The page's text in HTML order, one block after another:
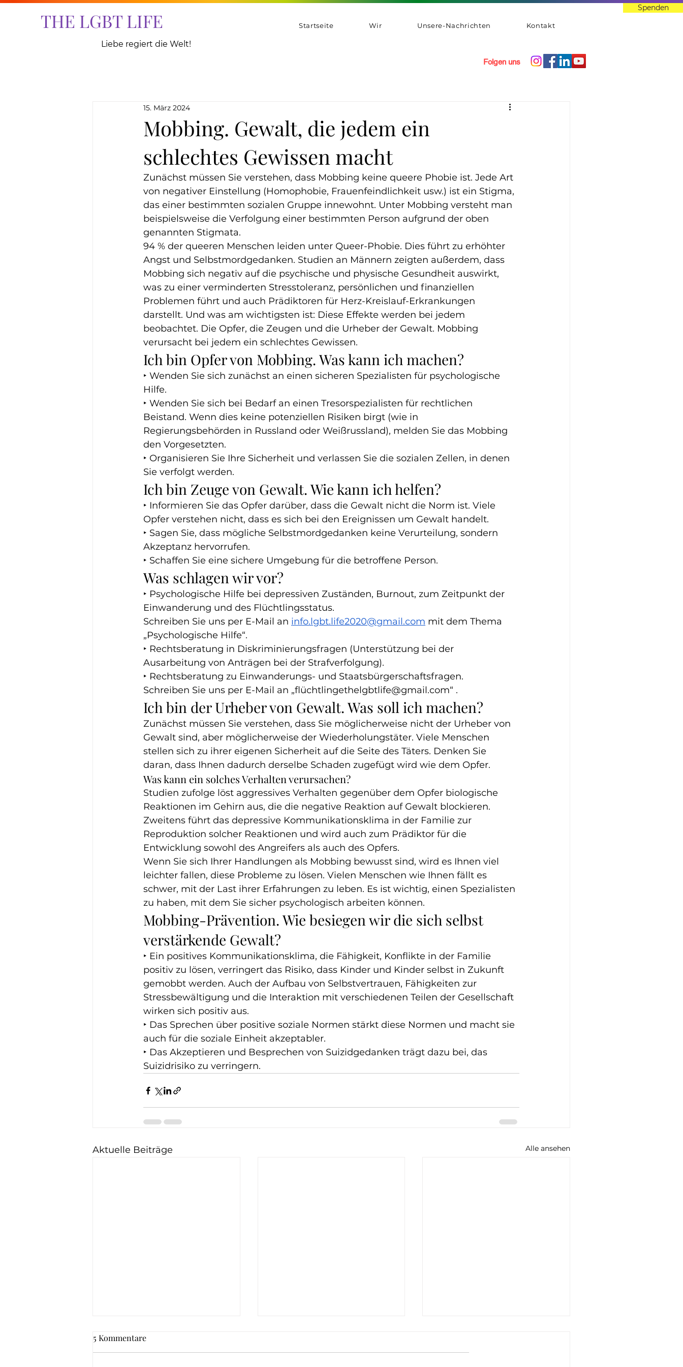
THE LGBT LIFE
Liebe regiert die Welt!
Startseite Wir Unsere-Nachrichten Kontakt
Spenden
Folgen uns
Mobbing. Gewalt, die jedem ein
schlechtes Gewissen macht
15. März 2024
Zunächst müssen Sie verstehen, dass Mobbing keine queere Phobie ist. Jede Art
von negativer Einstellung (Homophobie, Frauenfeindlichkeit usw.) ist ein Stigma,
das einer bestimmten sozialen Gruppe innewohnt. Unter Mobbing versteht man
beispielsweise die Verfolgung einer bestimmten Person aufgrund der oben
genannten Stigmata.
94 % der queeren Menschen leiden unter Queer-Phobie. Dies führt zu erhöhter
Angst und Selbstmordgedanken. Studien an Männern zeigten außerdem, dass
Mobbing sich negativ auf die psychische und physische Gesundheit auswirkt,
was zu einer verminderten Stresstoleranz, persönlichen und finanziellen
Problemen führt und auch Prädiktoren für Herz-Kreislauf-Erkrankungen
darstellt. Und was am wichtigsten ist: Diese Effekte werden bei jedem
beobachtet. Die Opfer, die Zeugen und die Urheber der Gewalt. Mobbing
verursacht bei jedem ein schlechtes Gewissen.
Ich bin Opfer von Mobbing. Was kann ich machen?
‣ Wenden Sie sich zunächst an einen sicheren Spezialisten für psychologische
Hilfe.
‣ Wenden Sie sich bei Bedarf an einen Tresorspezialisten für rechtlichen
Beistand. Wenn dies keine potenziellen Risiken birgt (wie in
Regierungsbehörden in Russland oder Weißrussland), melden Sie das Mobbing
den Vorgesetzten.
‣ Organisieren Sie Ihre Sicherheit und verlassen Sie die sozialen Zellen, in denen
Sie verfolgt werden.
Ich bin Zeuge von Gewalt. Wie kann ich helfen?
‣ Informieren Sie das Opfer darüber, dass die Gewalt nicht die Norm ist. Viele
Opfer verstehen nicht, dass es sich bei den Ereignissen um Gewalt handelt.
‣ Sagen Sie, dass mögliche Selbstmordgedanken keine Verurteilung, sondern
Akzeptanz hervorrufen.
‣ Schaffen Sie eine sichere Umgebung für die betroffene Person.
Was schlagen wir vor?
‣ Psychologische Hilfe bei depressiven Zuständen, Burnout, zum Zeitpunkt der
Einwanderung und des Flüchtlingsstatus.
Schreiben Sie uns per E-Mail an info.lgbt.life2020@gmail.com mit dem Thema
„Psychologische Hilfe“.
‣ Rechtsberatung in Diskriminierungsfragen (Unterstützung bei der
Ausarbeitung von Anträgen bei der Strafverfolgung).
‣ Rechtsberatung zu Einwanderungs- und Staatsbürgerschaftsfragen.
Schreiben Sie uns per E-Mail an „flüchtlingethelgbtlife@gmail.com“ .
Ich bin der Urheber von Gewalt. Was soll ich machen?
Zunächst müssen Sie verstehen, dass Sie möglicherweise nicht der Urheber von
Gewalt sind, aber möglicherweise der Wiederholungstäter. Viele Menschen
stellen sich zu ihrer eigenen Sicherheit auf die Seite des Täters. Denken Sie
daran, dass Ihnen dadurch derselbe Schaden zugefügt wird wie dem Opfer.
Was kann ein solches Verhalten verursachen?
Studien zufolge löst aggressives Verhalten gegenüber dem Opfer biologische
Reaktionen im Gehirn aus, die die negative Reaktion auf Gewalt blockieren.
Zweitens führt das depressive Kommunikationsklima in der Familie zur
Reproduktion solcher Reaktionen und wird auch zum Prädiktor für die
Entwicklung sowohl des Angreifers als auch des Opfers.
Wenn Sie sich Ihrer Handlungen als Mobbing bewusst sind, wird es Ihnen viel
leichter fallen, diese Probleme zu lösen. Vielen Menschen wie Ihnen fällt es
schwer, mit der Last ihrer Erfahrungen zu leben. Es ist wichtig, einen Spezialisten
zu haben, mit dem Sie sicher psychologisch arbeiten können.
Mobbing-Prävention. Wie besiegen wir die sich selbst
verstärkende Gewalt?
‣ Ein positives Kommunikationsklima, die Fähigkeit, Konflikte in der Familie
positiv zu lösen, verringert das Risiko, dass Kinder und Kinder selbst in Zukunft
gemobbt werden. Auch der Aufbau von Selbstvertrauen, Fähigkeiten zur
Stressbewältigung und die Interaktion mit verschiedenen Teilen der Gesellschaft
wirken sich positiv aus.
‣ Das Sprechen über positive soziale Normen stärkt diese Normen und macht sie
auch für die soziale Einheit akzeptabler.
‣ Das Akzeptieren und Besprechen von Suizidgedanken trägt dazu bei, das
Suizidrisiko zu verringern.
Aktuelle Beiträge Alle ansehen
5 Kommentare